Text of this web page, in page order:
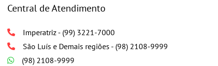
Central de Atendimento
Imperatriz - (99) 3221-7000
São Luís e Demais regiões - (98) 2108-9999
(98) 2108-9999